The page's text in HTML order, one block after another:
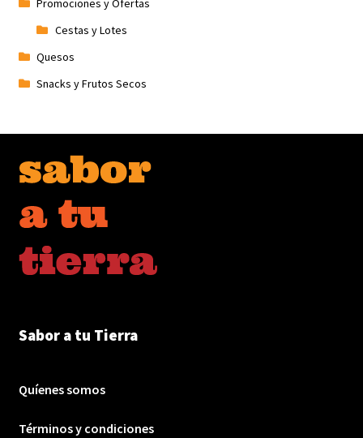
Promociones y Ofertas
Cestas y Lotes
Quesos
Snacks y Frutos Secos
Sabor a tu Tierra
Quíenes somos
Términos y condiciones